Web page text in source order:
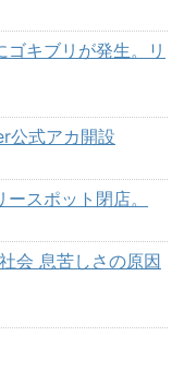
ゴキブリが発生。リ
公式アカ開設
スポット閉店。
会 息苦しさの原因